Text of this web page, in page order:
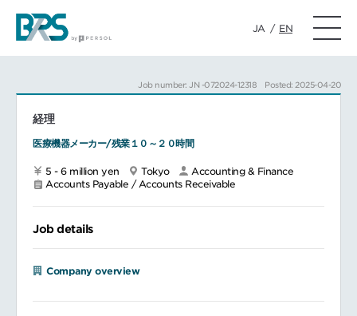
JA / EN
Job number: JN -072024-12318 Posted: 2025-04-20
経理
医療機器メーカー/残業１０～２０時間
5 - 6 million yen Tokyo
Accounting & Finance
Accounts Payable / Accounts Receivable
Job details
Company overview